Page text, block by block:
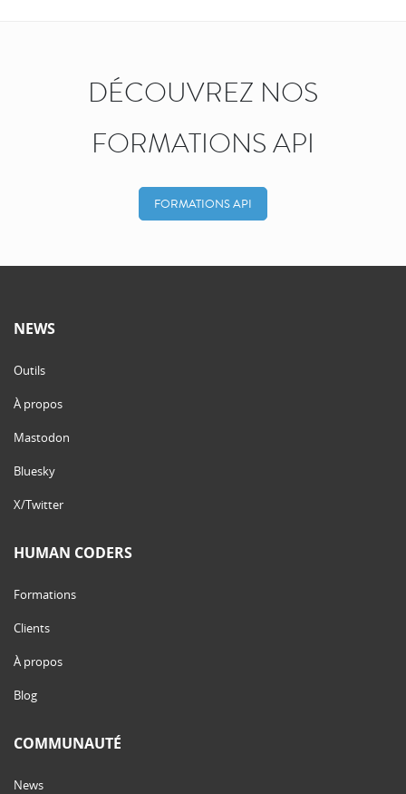
DÉCOUVREZ NOS
FORMATIONS API
FORMATIONS API
NEWS
Outils
À propos
Mastodon
Bluesky
X/Twitter
HUMAN CODERS
Formations
Clients
À propos
Blog
COMMUNAUTÉ
News